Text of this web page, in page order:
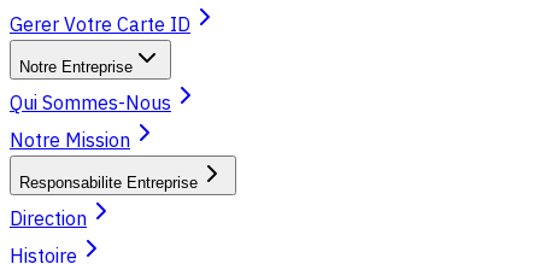
Gerer Votre Carte ID
Notre Entreprise
Qui Sommes-Nous
Notre Mission
Responsabilite Entreprise
Direction
Histoire